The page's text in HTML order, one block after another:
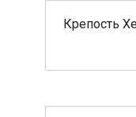
Крепость